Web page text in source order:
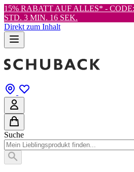
15% RABATT AUF ALLES* -
STD. 3 MIN. 15 SEK.
Direkt zum Inhalt
Suche